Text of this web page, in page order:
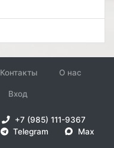
Контакты О нас
Вход
+7 (985) 111-9367
Telegram Max